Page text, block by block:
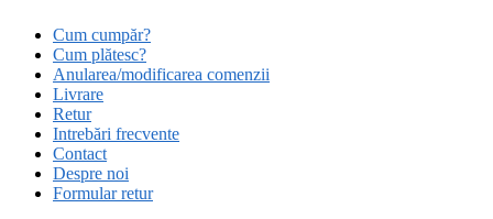
Cum cumpăr?
Cum plătesc?
Anularea/modificarea comenzii
Livrare
Retur
Intrebări frecvente
Contact
Despre noi
Formular retur